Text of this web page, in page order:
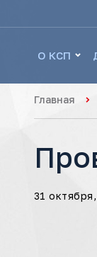
О КСП
Главная
31